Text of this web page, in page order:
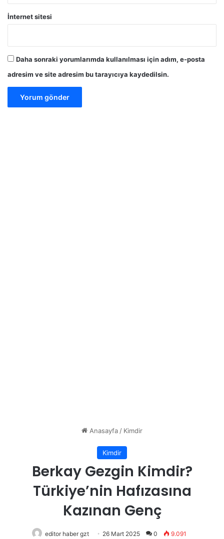
İnternet sitesi
Daha sonraki yorumlarımda kullanılması için adım, e-posta
adresim ve site adresim bu tarayıcıya kaydedilsin.